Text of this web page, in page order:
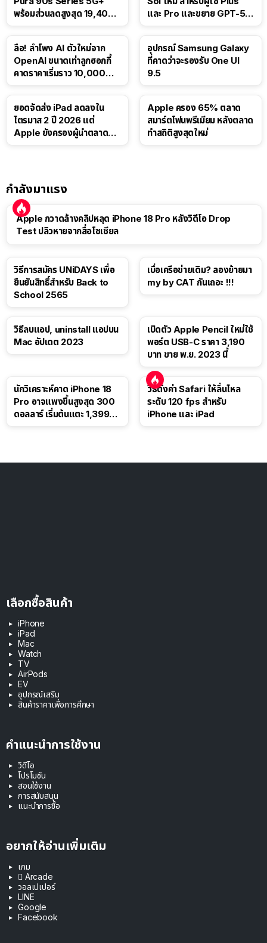
พร้อมส่วนลดสูงสุด 19,400
และ Pro และขยาย GPT-5.6
ลือ! ลำโพง AI ตัวใหม่จาก
OpenAI ขนาดเท่าลูกฮอกกี้
คาดราคาเริ่มราว 10,000
อุปกรณ์ Samsung Galaxy
ที่คาดว่าจะรองรับ One UI
9.5
ยอดจัดส่ง iPad ลดลงใน
ไตรมาส 2 ปี 2026 แต่
Apple ยังครองผู้นำตลาด
Apple ครอง 65% ตลาด
สมาร์ตโฟนพรีเมียม หลังตลาด
ทำสถิติสูงสุดใหม่
กำลังมาแรง
Apple กวาดล้างคลิปหลุด iPhone 18 Pro หลังวิดีโอ Drop
Test ปลิวหายจากสื่อโซเชียล
วิธีการสมัคร UNiDAYS เพื่อ
ยืนยันสิทธิ์สำหรับ Back to
School 2565
เบื่อเครือข่ายเดิม? ลองย้ายมา
my by CAT กันเถอะ !!!
วิธีลบแอป, uninstall แอปบน
Mac อัปเดต 2023
เปิดตัว Apple Pencil ใหม่ใช้
พอร์ต USB-C ราคา 3,190
บาท ขาย พ.ย. 2023 นี้
นักวิเคราะห์คาด iPhone 18
Pro อาจแพงขึ้นสูงสุด 300
ดอลลาร์ เริ่มต้นแตะ 1,399
วิธีตั้งค่า Safari ให้ลื่นไหล
ระดับ 120 fps สำหรับ
iPhone และ iPad
เลือกซื้อสินค้า
iPhone
iPad
Mac
Watch
TV
AirPods
EV
อุปกรณ์เสริม
สินค้าราคาเพื่อการศึกษา
คำแนะนำการใช้งาน
วิดีโอ
โปรโมชัน
สอนใช้งาน
การสนับสนุน
แนะนำการซื้อ
อยากให้อ่านเพิ่มเติม
เกม
 Arcade
วอลเปเปอร์
LINE
Google
Facebook